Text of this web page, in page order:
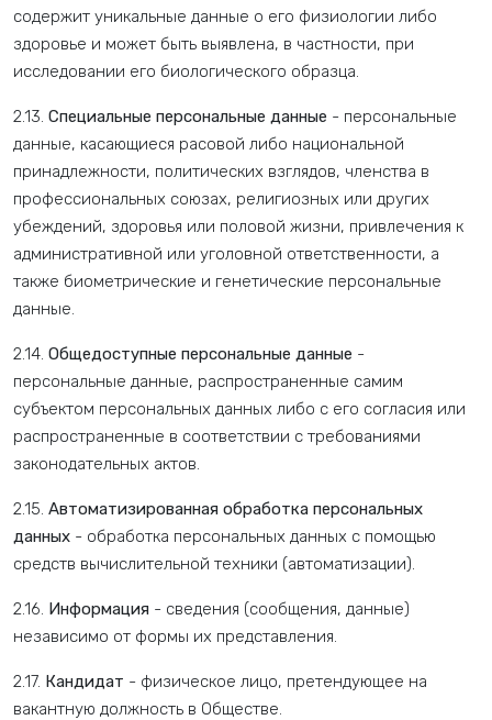
содержит уникальные данные о его физиологии либо
здоровье и может быть выявлена, в частности, при
исследовании его биологического образца.
2.13. Специальные персональные данные - персональные
данные, касающиеся расовой либо национальной
принадлежности, политических взглядов, членства в
профессиональных союзах, религиозных или других
убеждений, здоровья или половой жизни, привлечения к
административной или уголовной ответственности, а
также биометрические и генетические персональные
данные.
2.14. Общедоступные персональные данные -
персональные данные, распространенные самим
субъектом персональных данных либо с его согласия или
распространенные в соответствии с требованиями
законодательных актов.
2.15. Автоматизированная обработка персональных
данных - обработка персональных данных с помощью
средств вычислительной техники (автоматизации).
2.16. Информация - сведения (сообщения, данные)
независимо от формы их представления.
2.17. Кандидат - физическое лицо, претендующее на
вакантную должность в Обществе.